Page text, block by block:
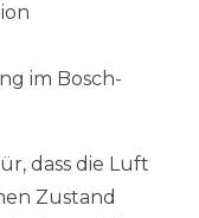
im Bosch-
dass die Luft
Zustand